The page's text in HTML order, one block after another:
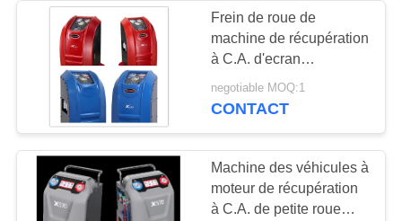
Équipement de
lubrification de
voiture
3
Frein de roue de
machine de récupération
à C.A. d'ecran
couleur/enjoliveur des
véhicules à moteur
negotiable MOQ:1
CONTACT
Machine des véhicules à
moteur de récupération
à C.A. de petite roue